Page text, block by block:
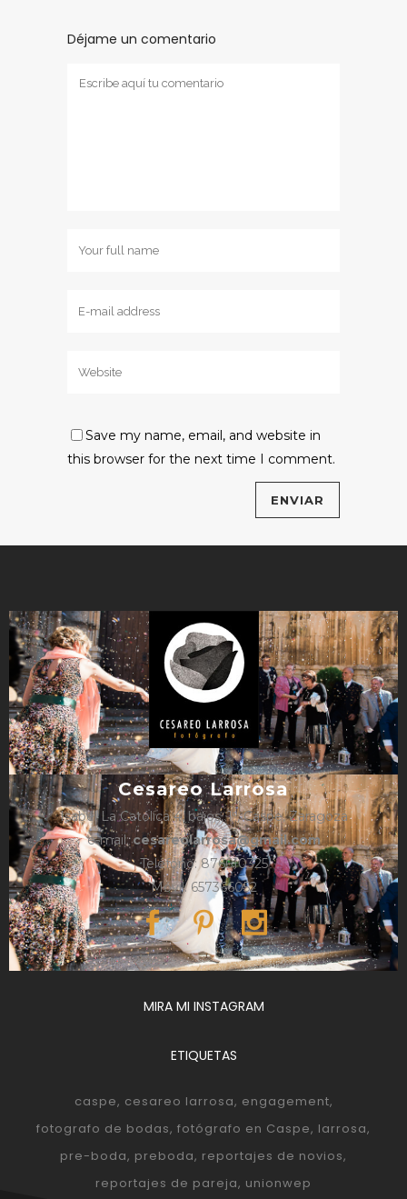
Déjame un comentario
Save my name, email, and website in
this browser for the next time I comment.
Cesareo Larrosa
Isabel La Católica 4, bajos, 1º, Caspe, Zaragoza
e-mail:cesareolarrosa@gmail.com
Teléfono: 876610325
Móvil: 657366052
MIRA MI INSTAGRAM
ETIQUETAS
caspe cesareo larrosa engagement
fotografo de bodas fotógrafo en Caspe larrosa
pre-boda preboda reportajes de novios
reportajes de pareja unionwep